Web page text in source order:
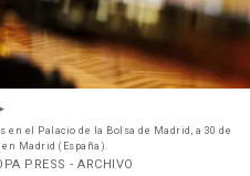
el Palacio de la Bolsa de Madrid, a 30 de
Madrid (España).
PRESS - ARCHIVO